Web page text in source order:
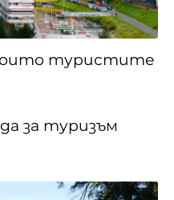
туристите
за туризъм